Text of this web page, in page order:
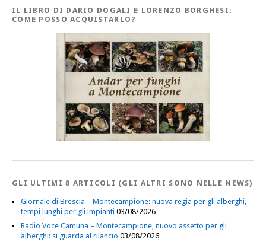
IL LIBRO DI DARIO DOGALI E LORENZO BORGHESI:
COME POSSO ACQUISTARLO?
GLI ULTIMI 8 ARTICOLI (GLI ALTRI SONO NELLE NEWS)
Giornale di Brescia – Montecampione: nuova regia per gli alberghi,
tempi lunghi per gli impianti 03/08/2026
Radio Voce Camuna – Montecampione, nuovo assetto per gli
alberghi: si guarda al rilancio 03/08/2026